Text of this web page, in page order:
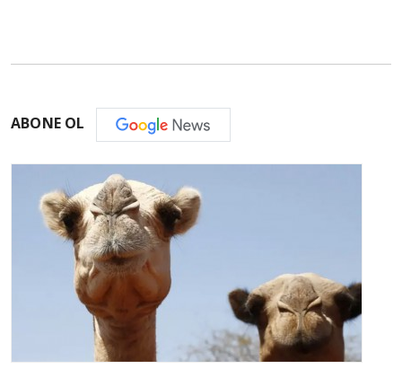
ABONE OL